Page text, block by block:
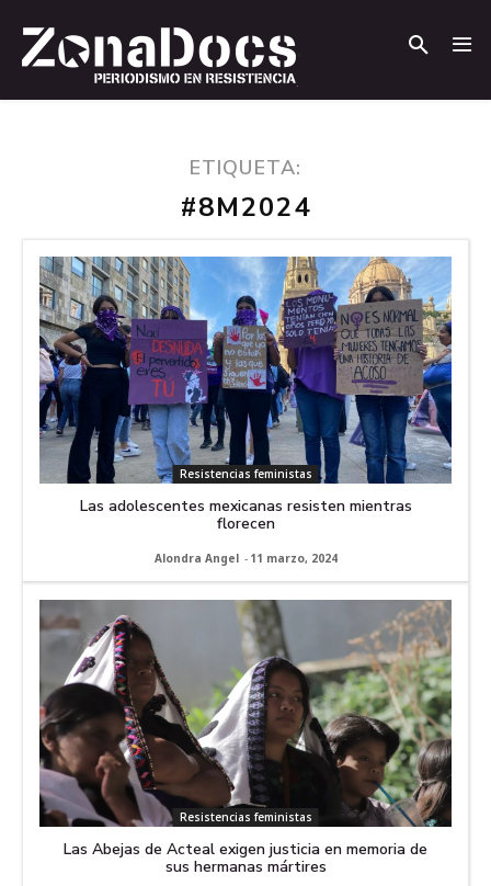
ETIQUETA:
#8M2024
Resistencias feministas
Las adolescentes mexicanas resisten mientras
florecen
Alondra Angel - 11 marzo, 2024
Resistencias feministas
Las Abejas de Acteal exigen justicia en memoria de
sus hermanas mártires